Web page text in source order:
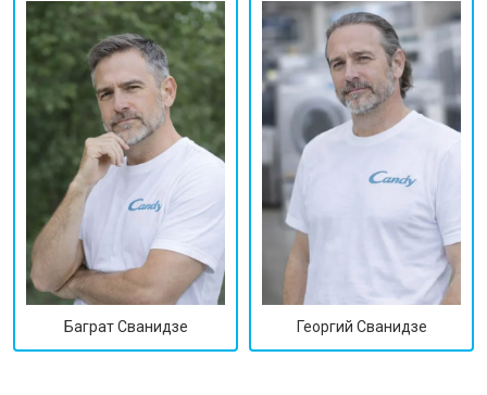
Баграт Сванидзе Георгий Сванидзе